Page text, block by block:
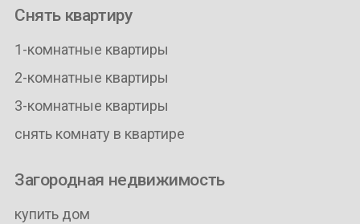
Снять квартиру
1-комнатные квартиры
2-комнатные квартиры
3-комнатные квартиры
снять комнату в квартире
Загородная недвижимость
купить дом